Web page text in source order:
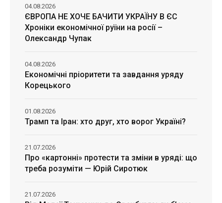
ЄВРОПА НЕ ХОЧЕ БАЧИТИ УКРАЇНУ В ЄС
Хроніки економічної руїни на росії –
Олександр Чупак
04.08.2026
Економічні пріоритети та завдання уряду
Корецького
04.08.2026
Трамп та Іран: хто друг, хто ворог Україні?
01.08.2026
Про «картонні» протести та зміни в уряді: що
треба розуміти — Юрій Сиротюк
21.07.2026
21.07.2026